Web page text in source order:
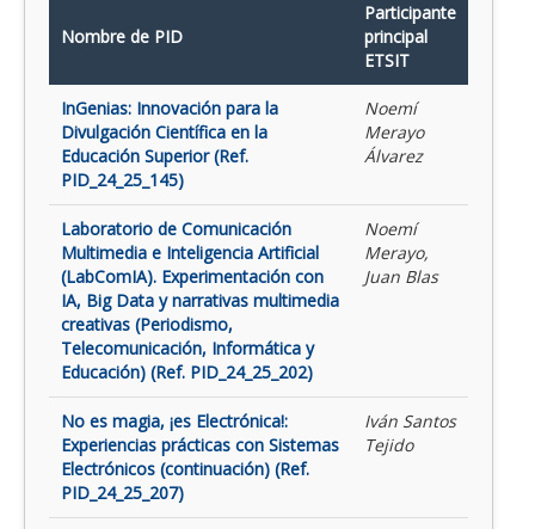
Nombre de PID
Participante
principal
ETSIT
InGenias: Innovación para la
Divulgación Científica en la
Educación Superior (Ref.
PID_24_25_145)
Noemí
Merayo
Álvarez
Laboratorio de Comunicación
Multimedia e Inteligencia Artificial
(LabComIA). Experimentación con
IA, Big Data y narrativas multimedia
creativas (Periodismo,
Telecomunicación, Informática y
Educación) (Ref. PID_24_25_202)
Noemí
Merayo,
Juan Blas
No es magia, ¡es Electrónica!:
Experiencias prácticas con Sistemas
Electrónicos (continuación) (Ref.
PID_24_25_207)
Iván Santos
Tejido